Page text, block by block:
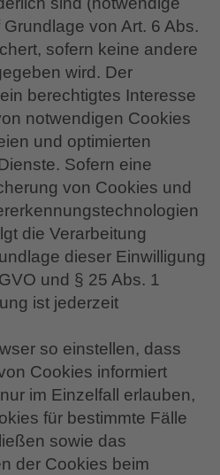
von Art. 6 Abs.
sofern keine andere
wird. Der
berechtigtes Interesse
notwendigen Cookies
und optimierten
Sofern eine
von Cookies und
die Verarbeitung
dieser Einwilligung
und § 25 Abs. 1
ist jederzeit
so einstellen, dass
Cookies informiert
im Einzelfall erlauben,
für bestimmte Fälle
sowie das
der Cookies beim